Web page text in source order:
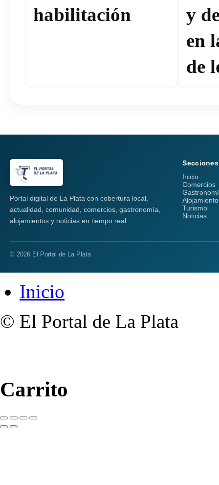
habilitación
y
en
de
Portal digital de La Plata con cobertura local,
actualidad, comunidad, comercios, gastronomía,
alojamientos y noticias en tiempo real.
Secciones
Inicio
Comercios
Turismo
Noticias
© 2026 El Portal de La Plata
Inicio
© El Portal de La Plata
Carrito